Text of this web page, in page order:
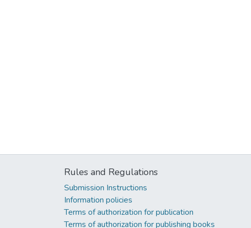
Rules and Regulations
Submission Instructions
Information policies
Terms of authorization for publication
Terms of authorization for publishing books